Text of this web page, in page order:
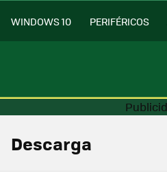
WINDOWS 10 PERIFÉRICOS
Descarga